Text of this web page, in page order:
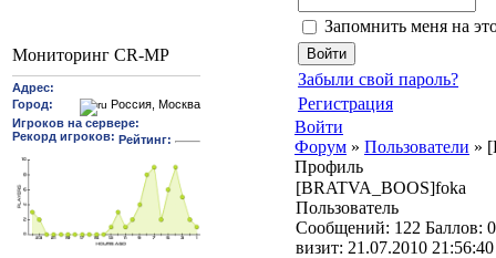
Мониторинг CR-MP
Запомнить меня на
Забыли свой пароль?
Регистрация
Войти
Форум » Пользователи »
Профиль
[BRATVA_BOOS]foka
Пользователь
Cообщений: 122 Баллов: 0
визит: 21.07.2010 21:56:40